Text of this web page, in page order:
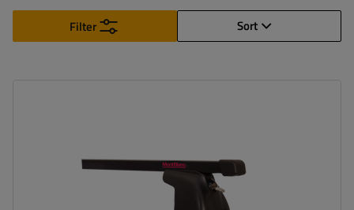
Sort
Filter